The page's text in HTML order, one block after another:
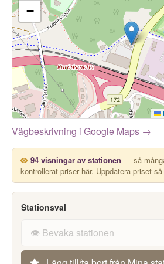
−
Vägbeskrivning i Google Maps →
94 visningar av stationen — så
kontrollerat priser här. Uppdatera priset
Stationsval
👁️ Bevaka stationen